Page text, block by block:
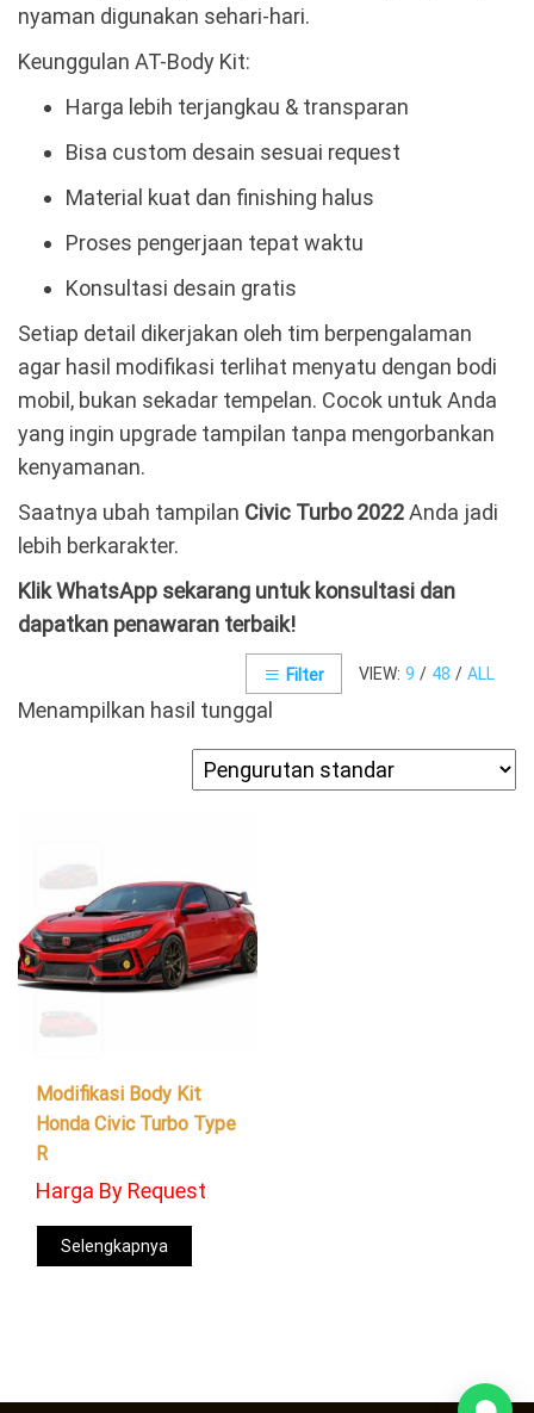
nyaman digunakan sehari-hari.
Keunggulan AT-Body Kit:
Harga lebih terjangkau & transparan
Bisa custom desain sesuai request
Material kuat dan finishing halus
Proses pengerjaan tepat waktu
Konsultasi desain gratis
Setiap detail dikerjakan oleh tim berpengalaman
agar hasil modifikasi terlihat menyatu dengan bodi
mobil, bukan sekadar tempelan. Cocok untuk Anda
yang ingin upgrade tampilan tanpa mengorbankan
kenyamanan.
Saatnya ubah tampilan Civic Turbo 2022Anda jadi
lebih berkarakter.
Klik WhatsApp sekarang untuk konsultasi dan
dapatkan penawaran terbaik!
VIEW: 9 / 48 / ALL
Filter
Menampilkan hasil tunggal
Modifikasi Body Kit
Honda Civic Turbo Type
R
Harga By Request
Selengkapnya